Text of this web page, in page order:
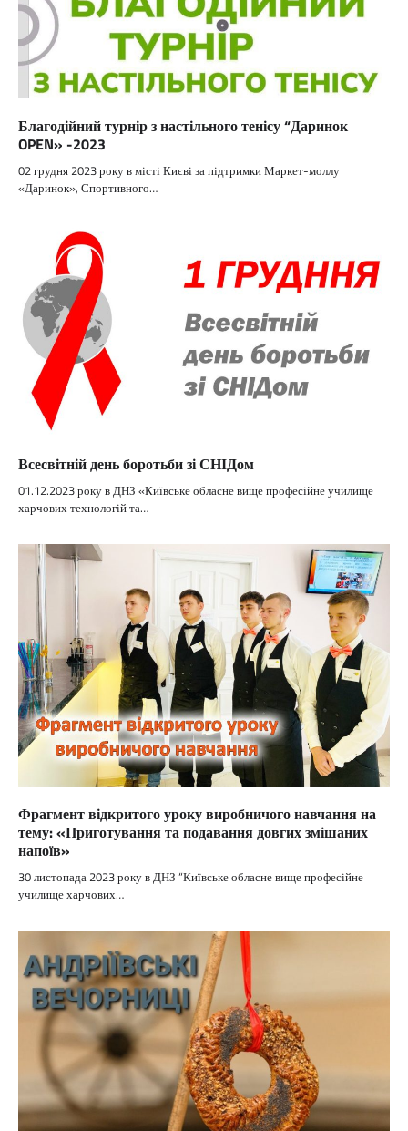
Благодійний турнір з настільного тенісу “Даринок
OPEN» -2023
02 грудня 2023 року в місті Києві за підтримки Маркет-моллу
«Даринок», Спортивного…
Всесвітній день боротьби зі СНІДом
01.12.2023 року в ДНЗ «Київське обласне вище професійне училище
харчових технологій та…
Фрагмент відкритого уроку виробничого навчання на
тему: «Приготування та подавання довгих змішаних
напоїв»
30 листопада 2023 року в ДНЗ “Київське обласне вище професійне
училище харчових…